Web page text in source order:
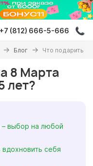
+7 (812) 666-5-666
Блог Что подарить
8 Марта
лет?
– выбор на любой
себя